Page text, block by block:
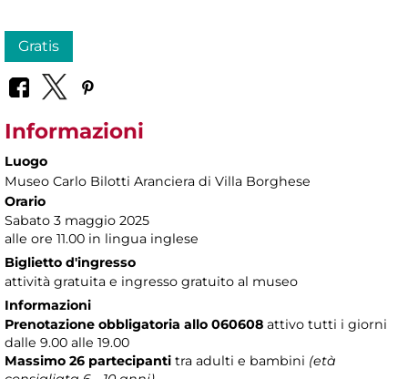
Gratis
Informazioni
Luogo
Museo Carlo Bilotti Aranciera di Villa Borghese
Orario
Sabato 3 maggio 2025
alle ore 11.00 in lingua inglese
Biglietto d'ingresso
attività gratuita e ingresso gratuito al museo
Informazioni
Prenotazione obbligatoria allo 060608 attivo tutti i giorni
dalle 9.00 alle 19.00
Massimo 26 partecipanti tra adulti e bambini (età